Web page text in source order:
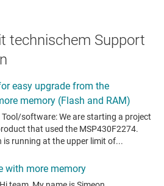
technischem Support